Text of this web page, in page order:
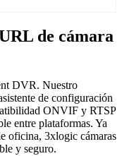
de cámara
DVR. Nuestro
de configuración
ONVIF y RTSP
entre plataformas. Ya
oficina, 3xlogic cámaras
y seguro.